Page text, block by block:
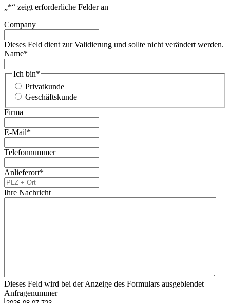
„*“ zeigt erforderliche Felder an
Company
Dieses Feld dient zur Validierung und sollte nicht verändert werden.
Name*
Ich bin*
Privatkunde
Geschäftskunde
Firma
E-Mail*
Telefonnummer
Anlieferort*
Ihre Nachricht
Dieses Feld wird bei der Anzeige des Formulars ausgeblendet
Anfragenummer